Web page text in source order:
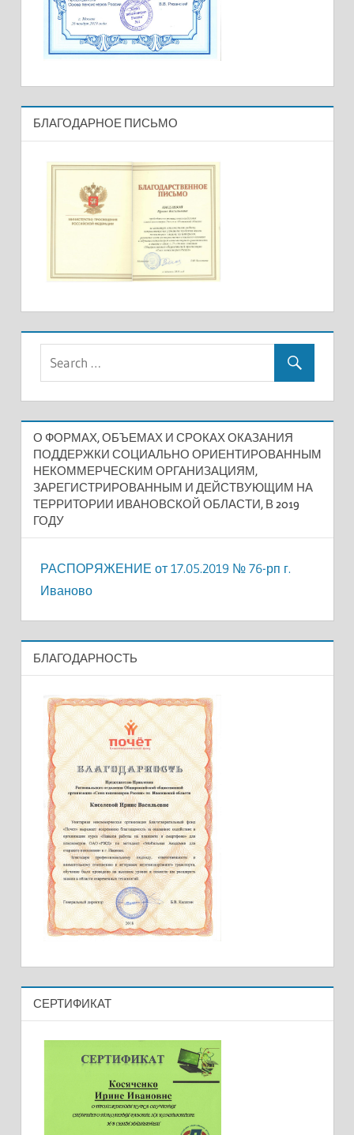
БЛАГОДАРНОЕ ПИСЬМО
О ФОРМАХ, ОБЪЕМАХ И СРОКАХ ОКАЗАНИЯ
ПОДДЕРЖКИ СОЦИАЛЬНО ОРИЕНТИРОВАННЫМ
НЕКОММЕРЧЕСКИМ ОРГАНИЗАЦИЯМ,
ЗАРЕГИСТРИРОВАННЫМ И ДЕЙСТВУЮЩИМ НА
ТЕРРИТОРИИ ИВАНОВСКОЙ ОБЛАСТИ, В 2019
ГОДУ
РАСПОРЯЖЕНИЕ от 17.05.2019 № 76-рп г.
Иваново
БЛАГОДАРНОСТЬ
СЕРТИФИКАТ